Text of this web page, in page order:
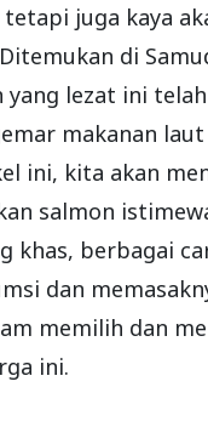
tetapi juga kaya
di
yang lezat ini
makanan
ini, kita akan
salmon
khas, berbagai
dan
memilih dan
ini.